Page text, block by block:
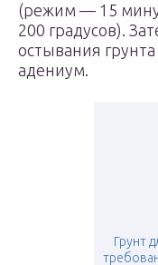
(режим — 15
200 градусов).
остывания
адениум.
Грунт